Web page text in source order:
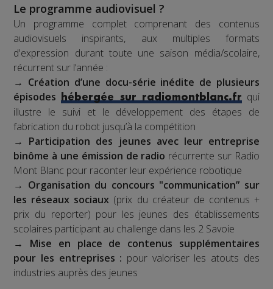
Le programme audiovisuel ?
Un programme complet comprenant des contenus
audiovisuels inspirants, aux multiples formats
d'expression durant toute une saison média/scolaire,
récurrent sur l’année :
→ Création d’une docu-série inédite de plusieurs
épisodes
hébergée sur radiomontblanc.frqui
illustre le suivi et le développement des étapes de
fabrication du robot jusqu’à la compétition
→ Participation des jeunes avec leur entreprise
binôme à une émission de radio récurrente sur Radio
Mont Blanc pour raconter leur expérience robotique
→ Organisation du concours "communication” sur
les réseaux sociaux (prix du créateur de contenus +
prix du reporter) pour les jeunes des établissements
scolaires participant au challenge dans les 2 Savoie
→ Mise en place de contenus supplémentaires
pour les entreprises : pour valoriser les atouts des
industries auprès des jeunes